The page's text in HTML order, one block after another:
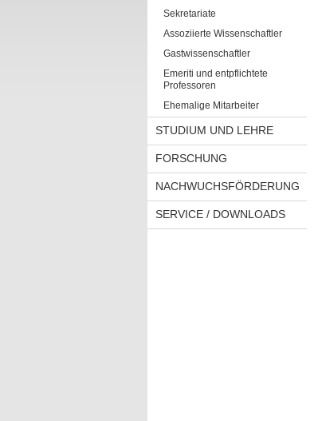
Sekretariate
Assoziierte Wissenschaftler
Gastwissenschaftler
Emeriti und entpflichtete
Professoren
Ehemalige Mitarbeiter
STUDIUM UND LEHRE
FORSCHUNG
NACHWUCHSFÖRDERUNG
SERVICE / DOWNLOADS